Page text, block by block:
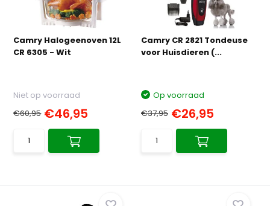
Camry Halogeenoven 12L
CR 6305 - Wit
Niet op voorraad
€60,95 €46,95
Camry CR 2821 Tondeuse
voor Huisdieren (...
Op voorraad
€37,95 €26,95